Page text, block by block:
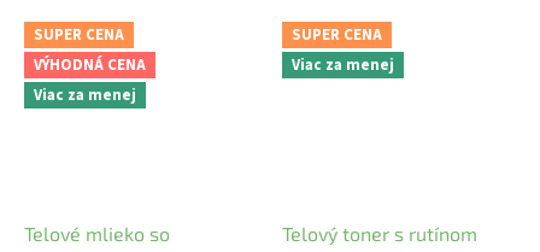
SUPER CENA
VÝHODNÁ CENA
Viac za menej
Telové mlieko so
SUPER CENA
Viac za menej
Telový toner s rutínom